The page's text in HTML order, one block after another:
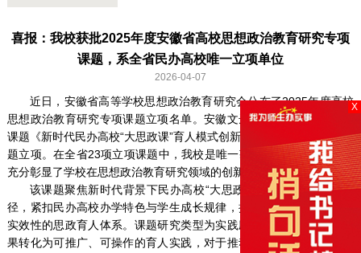
X
喜报：我校获批2025年度安徽省高校思想政治教育研究专项
课题，系全省民办高校唯一立项单位
2026-04-07
近日，安徽省高等学校思想政治教育研究会公布了2025年度高校
思想政治教育研究专项课题立项名单。安徽文达信息工程学院申报的
课题《新时代民办高校“大思政课”育人模式创新研究》成功获批一般课
题立项。在全省23项立项课题中，我校是唯一获批立项的民办高校，
充分彰显了学校在思想政治教育研究领域的创新活力与科研实力。
该课题聚焦新时代背景下民办高校“大思政课”育人模式的创新路
径，紧扣民办高校办学特色与学生成长规律，探索构建具有针对性、
实效性的思政育人体系。课题研究类型为实践应用型，旨在将理论成
果转化为可推广、可操作的育人实践，对于推动民办高校思政教育高